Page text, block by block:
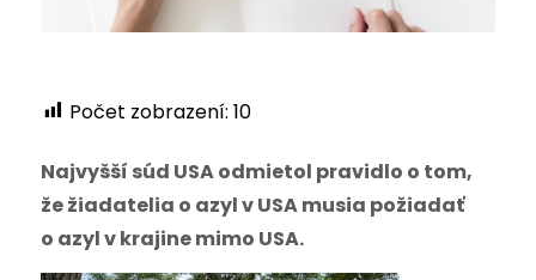
Počet zobrazení: 10
Najvyšší súd USA odmietol pravidlo o tom,
že žiadatelia o azyl v USA musia požiadať
o azyl v krajine mimo USA.